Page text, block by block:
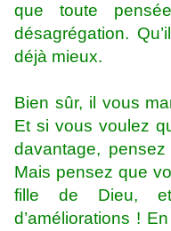
que toute
désagrégation.
déjà mieux.
Bien sûr, il vous
Et si vous voulez
davantage,
Mais pensez que
fille de Dieu, et
d’améliorations !